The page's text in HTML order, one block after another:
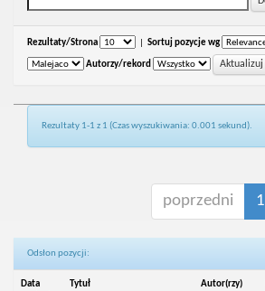
Rezultaty/Strona Sortuj pozycje wg
Autorzy/rekord
Rezultaty 1-1 z 1 (Czas wyszukiwania: 0.001 sekund).
poprzedni 1
Odsłon pozycji:
Data
Tytuł Autor(rzy)